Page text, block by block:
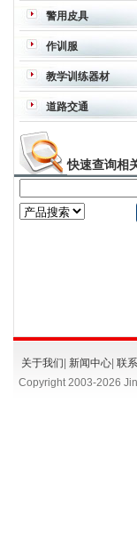
击工具
组合撞击锤
腰包/背包警用皮具
皮具
作训服
作训服教学训练器材
道路交通
快速查询相
关于我们 新闻中心 联
Copyright 2003-2026